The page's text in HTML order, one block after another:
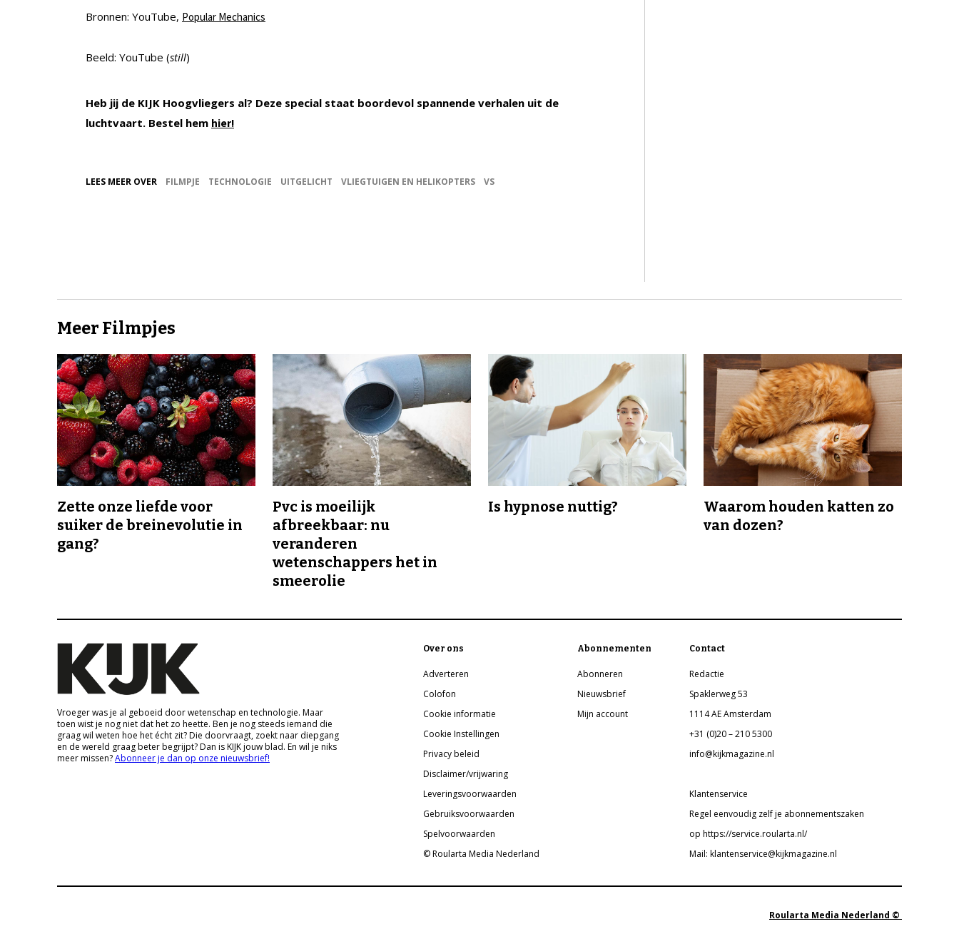
Bronnen: YouTube, Popular Mechanics
Beeld: YouTube (still)
Heb jij de KIJK Hoogvliegers al? Deze special staat boordevol spannende verhalen uit de
luchtvaart. Bestel hem hier!
LEES MEER OVER FILMPJE TECHNOLOGIE UITGELICHT VLIEGTUIGEN EN HELIKOPTERS VS
Meer Filmpjes
Zette onze liefde voor
suiker de breinevolutie in
gang?
Pvc is moeilijk
afbreekbaar: nu
veranderen
wetenschappers het in
smeerolie
Is hypnose nuttig?
Waarom houden katten zo
van dozen?
Vroeger was je al geboeid door wetenschap en technologie. Maar
toen wist je nog niet dat het zo heette. Ben je nog steeds iemand die
graag wil weten hoe het écht zit? Die doorvraagt, zoekt naar diepgang
en de wereld graag beter begrijpt? Dan is KIJK jouw blad. En wil je niks
meer missen?Abonneer je dan op onze nieuwsbrief!
Over ons
Adverteren
Colofon
Cookie informatie
Cookie Instellingen
Privacy beleid
Disclaimer/vrijwaring
Leveringsvoorwaarden
Gebruiksvoorwaarden
Spelvoorwaarden
© Roularta Media Nederland
Abonnementen
Abonneren
Nieuwsbrief
Mijn account
Contact
Redactie
Spaklerweg 53
1114 AE Amsterdam
+31 (0)20 – 210 5300
info@kijkmagazine.nl
Klantenservice
Regel eenvoudig zelf je abonnementszaken
op https://service.roularta.nl/
Mail: klantenservice@kijkmagazine.nl
Roularta Media Nederland ©